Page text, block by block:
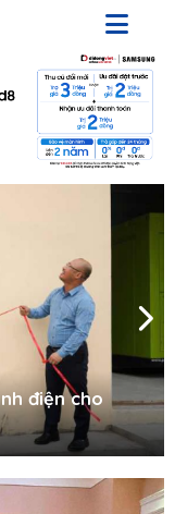
điện cho